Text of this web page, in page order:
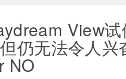
View
仍无法令人兴
NO